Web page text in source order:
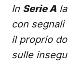
In Serie A
con segnali
il proprio
sulle